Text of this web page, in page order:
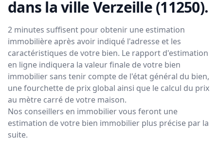
dans la ville Verzeille (11250).
2 minutes suffisent pour obtenir une estimation
immobilière après avoir indiqué l'adresse et les
caractéristiques de votre bien. Le rapport d'estimation
en ligne indiquera la valeur finale de votre bien
immobilier sans tenir compte de l'état général du bien,
une fourchette de prix global ainsi que le calcul du prix
au mètre carré de votre maison.
Nos conseillers en immobilier vous feront une
estimation de votre bien immobilier plus précise par la
suite.